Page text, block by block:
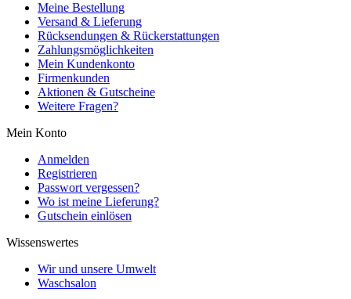
Meine Bestellung
Versand & Lieferung
Rücksendungen & Rückerstattungen
Zahlungsmöglichkeiten
Mein Kundenkonto
Firmenkunden
Aktionen & Gutscheine
Weitere Fragen?
Mein Konto
Anmelden
Registrieren
Passwort vergessen?
Wo ist meine Lieferung?
Gutschein einlösen
Wissenswertes
Wir und unsere Umwelt
Waschsalon